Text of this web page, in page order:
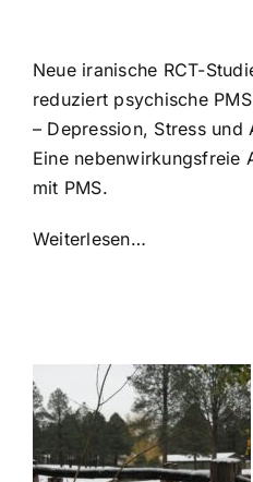
Neue iranische RCT-
reduziert psychische
– Depression, Stress und
Eine nebenwirkungsfreie
mit PMS.
Weiterlesen…